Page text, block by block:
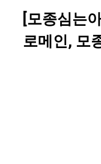
[모종심는
로메인, 모